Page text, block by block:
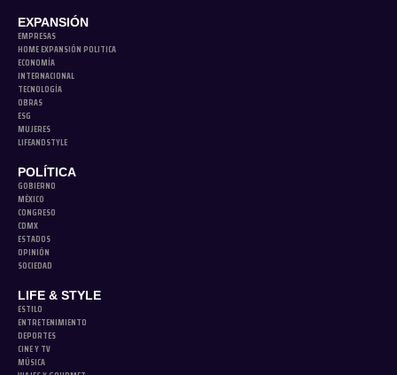
EXPANSIÓN
EMPRESAS
HOME EXPANSIÓN POLITICA
ECONOMÍA
INTERNACIONAL
TECNOLOGÍA
OBRAS
ESG
MUJERES
LIFEANDSTYLE
POLÍTICA
GOBIERNO
MÉXICO
CONGRESO
CDMX
ESTADOS
OPINIÓN
SOCIEDAD
LIFE & STYLE
ESTILO
ENTRETENIMIENTO
DEPORTES
CINE Y TV
MÚSICA